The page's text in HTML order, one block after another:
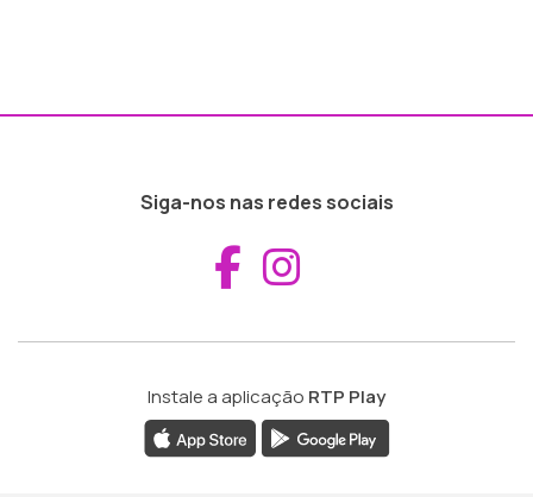
Siga-nos nas redes sociais
Aceder ao
Instale a aplicação RTP Play